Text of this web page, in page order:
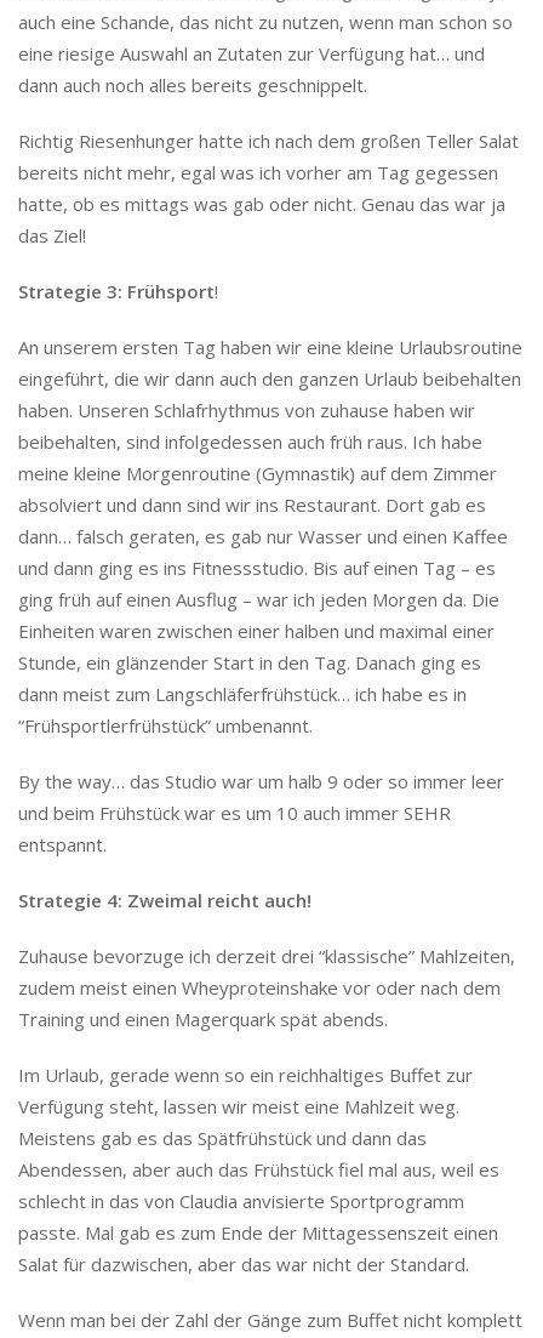
auch eine Schande, das nicht zu nutzen, wenn man schon so
eine riesige Auswahl an Zutaten zur Verfügung hat… und
dann auch noch alles bereits geschnippelt.
Richtig Riesenhunger hatte ich nach dem großen Teller Salat
bereits nicht mehr, egal was ich vorher am Tag gegessen
hatte, ob es mittags was gab oder nicht. Genau das war ja
das Ziel!
Strategie 3: Frühsport!
An unserem ersten Tag haben wir eine kleine Urlaubsroutine
eingeführt, die wir dann auch den ganzen Urlaub beibehalten
haben. Unseren Schlafrhythmus von zuhause haben wir
beibehalten, sind infolgedessen auch früh raus. Ich habe
meine kleine Morgenroutine (Gymnastik) auf dem Zimmer
absolviert und dann sind wir ins Restaurant. Dort gab es
dann… falsch geraten, es gab nur Wasser und einen Kaffee
und dann ging es ins Fitnessstudio. Bis auf einen Tag – es
ging früh auf einen Ausflug – war ich jeden Morgen da. Die
Einheiten waren zwischen einer halben und maximal einer
Stunde, ein glänzender Start in den Tag. Danach ging es
dann meist zum Langschläferfrühstück… ich habe es in
“Frühsportlerfrühstück” umbenannt.
By the way… das Studio war um halb 9 oder so immer leer
und beim Frühstück war es um 10 auch immer SEHR
entspannt.
Strategie 4: Zweimal reicht auch!
Zuhause bevorzuge ich derzeit drei “klassische” Mahlzeiten,
zudem meist einen Wheyproteinshake vor oder nach dem
Training und einen Magerquark spät abends.
Im Urlaub, gerade wenn so ein reichhaltiges Buffet zur
Verfügung steht, lassen wir meist eine Mahlzeit weg.
Meistens gab es das Spätfrühstück und dann das
Abendessen, aber auch das Frühstück fiel mal aus, weil es
schlecht in das von Claudia anvisierte Sportprogramm
passte. Mal gab es zum Ende der Mittagessenszeit einen
Salat für dazwischen, aber das war nicht der Standard.
Wenn man bei der Zahl der Gänge zum Buffet nicht komplett